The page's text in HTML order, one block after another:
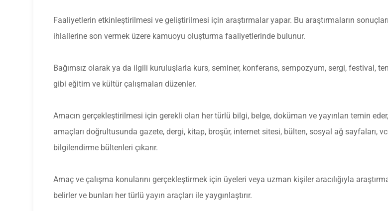
Faaliyetlerin etkinleştirilmesi ve geliştirilmesi için araştırmalar yapar. Bu araştırmaların
ihlallerine son vermek üzere kamuoyu oluşturma faaliyetlerinde bulunur.
Bağımsız olarak ya da ilgili kuruluşlarla kurs, seminer, konferans, sempozyum, sergi, festival,
gibi eğitim ve kültür çalışmaları düzenler.
Amacın gerçekleştirilmesi için gerekli olan her türlü bilgi, belge, doküman ve yayınları temin
amaçları doğrultusunda gazete, dergi, kitap, broşür, internet sitesi, bülten, sosyal ağ sayfaları,
bilgilendirme bültenleri çıkarır.
Amaç ve çalışma konularını gerçekleştirmek için üyeleri veya uzman kişiler aracılığıyla
belirler ve bunları her türlü yayın araçları ile yaygınlaştırır.